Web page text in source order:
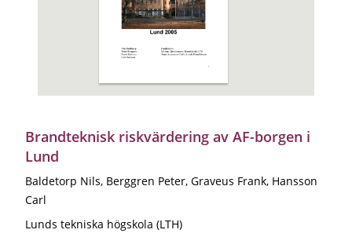
Brandteknisk riskvärdering av AF-borgen i
Lund
Baldetorp Nils, Berggren Peter, Graveus Frank, Hansson
Carl
Lunds tekniska högskola (LTH)